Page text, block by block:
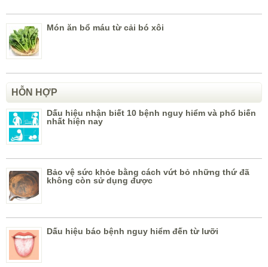
Món ăn bổ máu từ cải bó xôi
HỖN HỢP
Dấu hiệu nhận biết 10 bệnh nguy hiểm và phổ biến
nhất hiện nay
Bảo vệ sức khỏe bằng cách vứt bỏ những thứ đã
không còn sử dụng được
Dấu hiệu báo bệnh nguy hiểm đến từ lưỡi